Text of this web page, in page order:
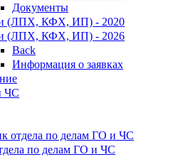
Документы
(ЛПХ, КФХ, ИП) - 2020
(ЛПХ, КФХ, ИП) - 2026
Back
Информация о заявках
ЧС
отдела по делам ГО и ЧС
по делам ГО и ЧС